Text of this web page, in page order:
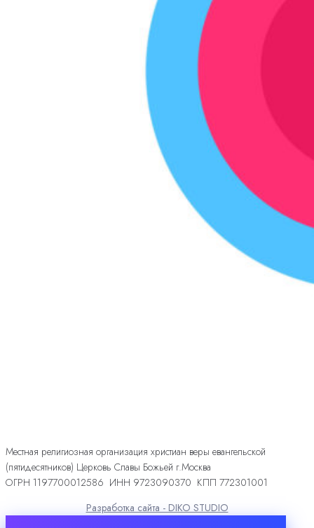
Местная религиозная организация христиан веры евангельской
(пятидесятников) Церковь Славы Божьей г.Москва
ОГРН 1197700012586 ИНН 9723090370 КПП 772301001
Разработка сайта - DIKO STUDIO